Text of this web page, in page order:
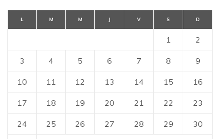
L M M J V S D
1 2
3 4 5 6 7 8 9
10 11 12 13 14 15 16
17 18 19 20 21 22 23
24 25 26 27 28 29 30